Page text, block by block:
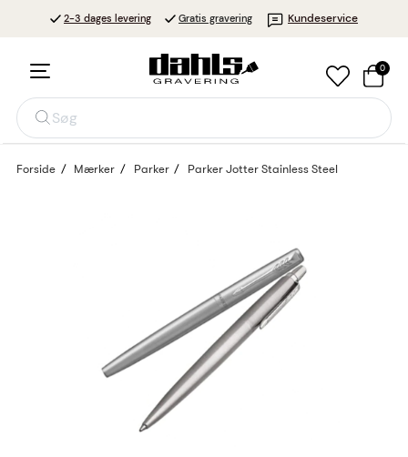
2-3 dages levering Gratis gravering Kundeservice
Søg
0
Forside Mærker Parker Parker Jotter Stainless Steel